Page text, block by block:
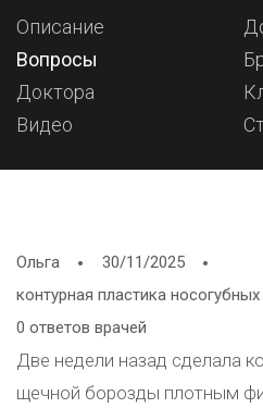
Описание
Вопросы
Доктора
Видео
Ольга
30/11/2025
контурная пластика
0 ответов врачей
Две недели назад сделала
щечной борозды плотным филлером новокутан